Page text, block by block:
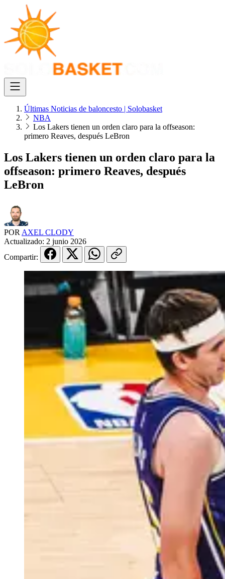
Últimas Noticias de baloncesto | Solobasket
NBA
Los Lakers tienen un orden claro para la offseason:
primero Reaves, después LeBron
Los Lakers tienen un orden claro para la
offseason: primero Reaves, después
LeBron
POR AXEL CLODY
Actualizado: 2 junio 2026
Compartir: